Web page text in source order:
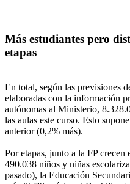
Más estudiantes pero
etapas
En total, según las previsiones
elaboradas con la información
autónomas al Ministerio,
las aulas este curso. Esto
anterior (0,2% más).
Por etapas, junto a la FP
490.038 niños y niñas
pasado), la Educación